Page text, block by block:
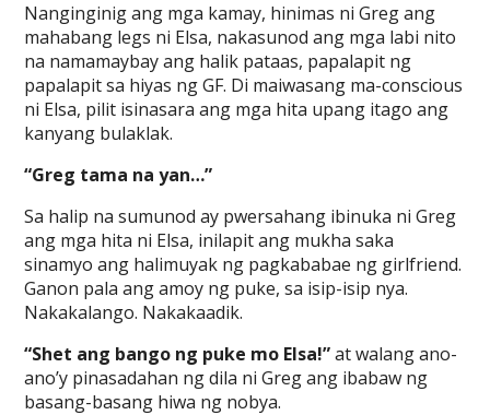
Nanginginig ang mga kamay, hinimas ni Greg ang
mahabang legs ni Elsa, nakasunod ang mga labi nito
na namamaybay ang halik pataas, papalapit ng
papalapit sa hiyas ng GF. Di maiwasang ma-conscious
ni Elsa, pilit isinasara ang mga hita upang itago ang
kanyang bulaklak.
“Greg tama na yan…”
Sa halip na sumunod ay pwersahang ibinuka ni Greg
ang mga hita ni Elsa, inilapit ang mukha saka
sinamyo ang halimuyak ng pagkababae ng girlfriend.
Ganon pala ang amoy ng puke, sa isip-isip nya.
Nakakalango. Nakakaadik.
“Shet ang bango ng puke mo Elsa!”at walang ano-
ano’y pinasadahan ng dila ni Greg ang ibabaw ng
basang-basang hiwa ng nobya.